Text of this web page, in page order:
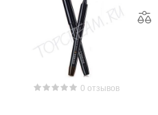
0 отзывов